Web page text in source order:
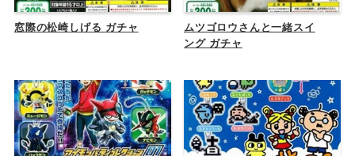
窓際の松崎しげる ガチャ
ムツゴロウさんと一緒スイ
ング ガチャ